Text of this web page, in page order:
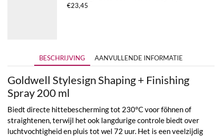
€23,45
BESCHRIJVING AANVULLENDE INFORMATIE
Goldwell Stylesign Shaping + Finishing
Spray 200 ml
Biedt directe hittebescherming tot 230°C voor föhnen of
straightenen, terwijl het ook langdurige controle biedt over
luchtvochtigheid en pluis tot wel 72 uur. Het is een veelzijdig